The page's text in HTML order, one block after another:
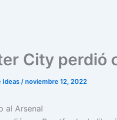
City perdió
Ideas /noviembre 12, 2022
al Arsenal